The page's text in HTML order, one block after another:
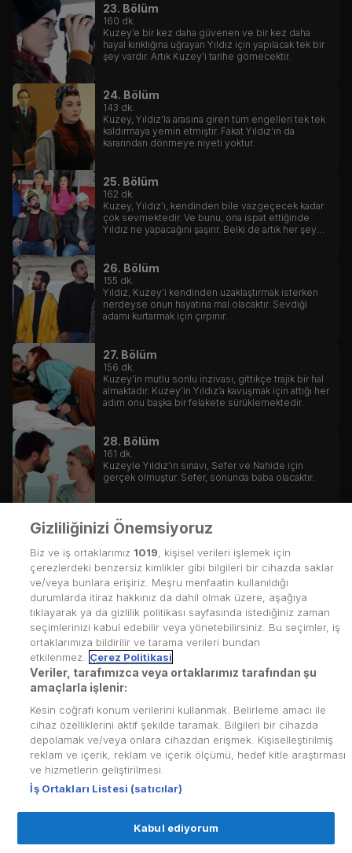
23. Bölüm
160 dk.
Kuzey’e bir kez daha güvenen ve bir kez daha
hayal kırıklığına uğrayan Yıldız için yapılacak tek bir
şey vardır. Artık Kuzey’i tarihe gömecektir.
24. Bölüm
143 dk.
Kuzey, Yıldız’la arasına giren tüm engelleri tek tek
kaldırmaya yemin etmiştir. Fakat Yıldız’ın da
kararından dönmeye niyeti yoktur.
25. Bölüm
162 dk.
Kuzey, Yıldız’ı, kendinden bile vazgeçecek kadar
çok sevmektedir. Ve bunu, ona ispat ettiğinde
Yıldız ne yapacağını şaşırır. Belki de artık her şey
26. Bölüm
155 dk.
Yıldız, Kuzey’i kendinden uzaklaştırmak isterken
nerdeyse onun hayatına mal olacaktır. Sevdiği
adamı kurtarmak için çırpınır.
27. Bölüm
156 dk.
Kuzey’in mutlu sonlu inzivası, gittikçe trajik bir hal
almaktadır. Kuzey’in Yıldız’a kavuşmak için attığı her
adım onu başka bir felakete sürüklemektedir.
28. Bölüm
161 dk.
Kuzeyle Yıldız’ın sınavı, Sefer ve Nahide için
gerçek olmuştur. Sefer, sonunda baba olacaktır.
29. Bölüm
Yıldız’la Kuzey, Pamuk sayesinde bir aile
olabildiklerini görmüşlerdir. Bunun, onlar için büyük
bir adım olacağı düşünülürken tabi ki olaylar böyle
gelişmez.
Kullanım Koşulları
Üyelik Sözleşmesi
Kvkk Politikası
Çerez Politikası
© Copyright
puhutv.com Tüm hakları Puhu
Gizliliğinizi Önemsiyoruz
Biz ve iş ortaklarımız 1019 , kişisel verileri işlemek için
çerezlerdeki benzersiz kimlikler gibi bilgileri bir cihazda saklar
ve/veya bunlara erişiriz. Meşru menfaatin kullanıldığı
durumlarda itiraz hakkınız da dahil olmak üzere, aşağıya
tıklayarak ya da gizlilik politikası sayfasında istediğiniz zaman
seçimlerinizi kabul edebilir veya yönetebilirsiniz. Bu seçimler, iş
ortaklarımıza bildirilir ve tarama verileri bundan
etkilenmez.
Çerez Politikasi
Veriler, tarafımızca veya ortaklarımız tarafından şu
amaçlarla işlenir:
Kesin coğrafi konum verilerini kullanmak. Belirleme amacı ile
cihaz özelliklerini aktif şekilde taramak. Bilgileri bir cihazda
depolamak ve/veya onlara cihazdan erişmek. Kişiselleştirilmiş
reklam ve içerik, reklam ve içerik ölçümü, hedef kitle araştırması
ve hizmetlerin geliştirilmesi.
İş Ortakları Listesi (satıcılar)
Kabul ediyorum